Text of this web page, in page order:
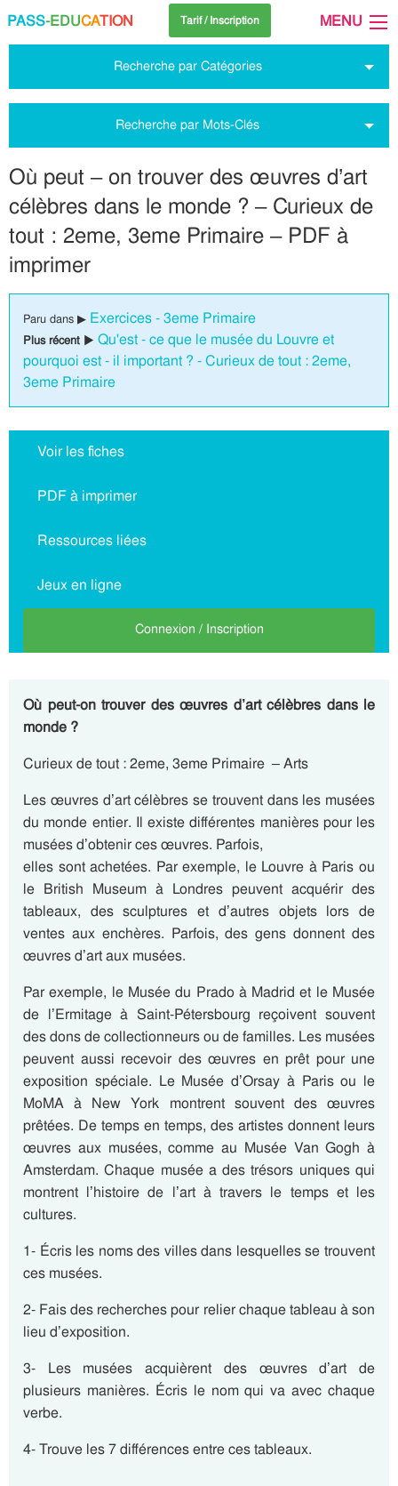
PASS-EDUCATION Tarif / Inscription MENU
Recherche par Catégories
Recherche par Mots-Clés
Où peut – on trouver des œuvres d’art
célèbres dans le monde ? – Curieux de
tout : 2eme, 3eme Primaire – PDF à
imprimer
Paru dans ▶ Exercices - 3eme Primaire
Plus récent ▶ Qu'est - ce que le musée du Louvre et
pourquoi est - il important ? - Curieux de tout : 2eme,
3eme Primaire
Voir les fiches
PDF à imprimer
Ressources liées
Jeux en ligne
Connexion / Inscription
Où peut-on trouver des œuvres d’art célèbres dans le
monde ?
Curieux de tout : 2eme, 3eme Primaire – Arts
Les œuvres d’art célèbres se trouvent dans les musées
du monde entier. Il existe différentes manières pour les
musées d’obtenir ces œuvres. Parfois,
elles sont achetées. Par exemple, le Louvre à Paris ou
le British Museum à Londres peuvent acquérir des
tableaux, des sculptures et d’autres objets lors de
ventes aux enchères. Parfois, des gens donnent des
œuvres d’art aux musées.
Par exemple, le Musée du Prado à Madrid et le Musée
de l’Ermitage à Saint-Pétersbourg reçoivent souvent
des dons de collectionneurs ou de familles. Les musées
peuvent aussi recevoir des œuvres en prêt pour une
exposition spéciale. Le Musée d’Orsay à Paris ou le
MoMA à New York montrent souvent des œuvres
prêtées. De temps en temps, des artistes donnent leurs
œuvres aux musées, comme au Musée Van Gogh à
Amsterdam. Chaque musée a des trésors uniques qui
montrent l’histoire de l’art à travers le temps et les
cultures.
1- Écris les noms des villes dans lesquelles se trouvent
ces musées.
2- Fais des recherches pour relier chaque tableau à son
lieu d’exposition.
3- Les musées acquièrent des œuvres d’art de
plusieurs manières. Écris le nom qui va avec chaque
verbe.
4- Trouve les 7 différences entre ces tableaux.